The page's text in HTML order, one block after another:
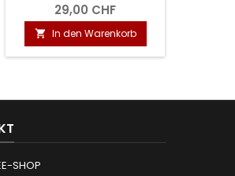
29,00 CHF
 In den Warenkorb
SHOP